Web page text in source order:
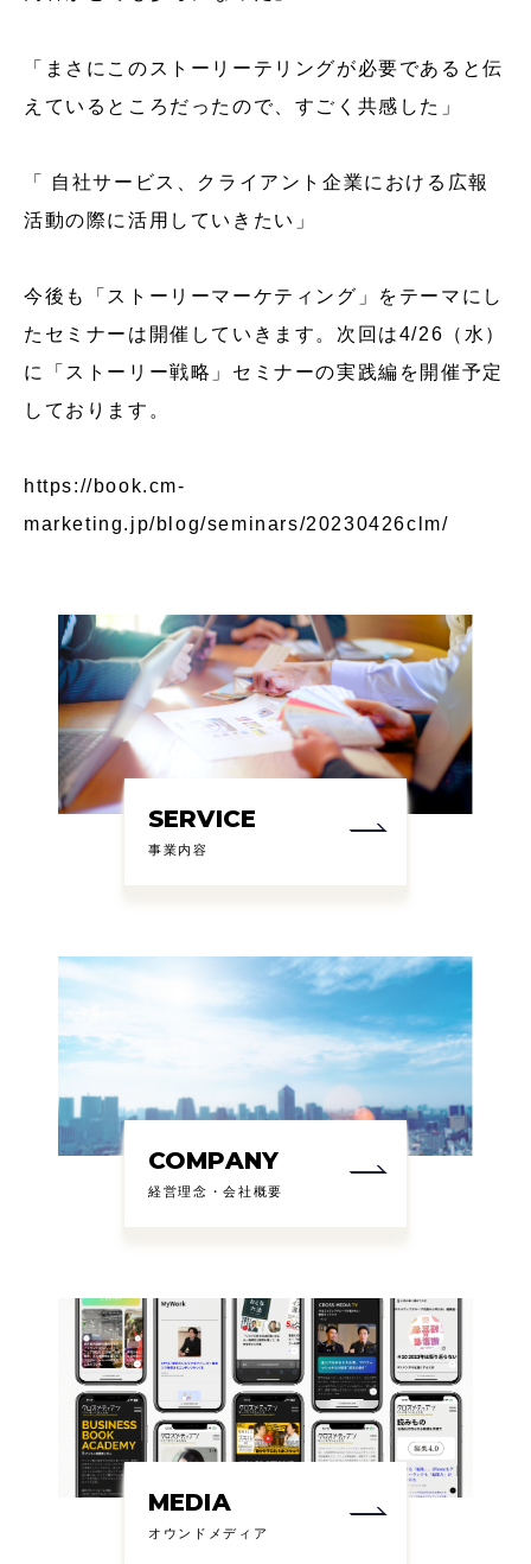
「まさにこのストーリーテリングが必要であると伝
えているところだったので、すごく共感した」
「 自社サービス、クライアント企業における広報
活動の際に活用していきたい」
今後も「ストーリーマーケティング」をテーマにし
たセミナーは開催していきます。次回は4/26（水）
に
「ストーリー戦略」セミナーの実践編を開催予定
しております。
https://book.cm-
marketing.jp/blog/seminars/20230426clm/
SERVICE
事業内容
COMPANY
経営理念・会社概要
MEDIA
オウンドメディア